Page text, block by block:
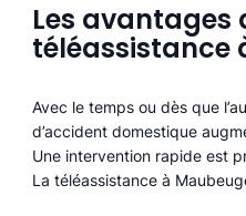
Les avantages
téléassistance
Avec le temps ou dès que
d’accident domestique
Une intervention rapide est
La téléassistance à